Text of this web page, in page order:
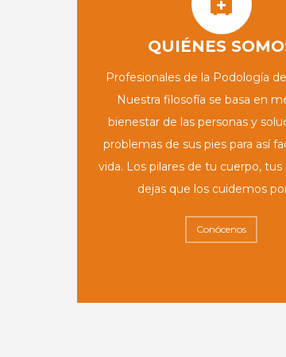
QUIÉNES
Profesionales de la Podología
Nuestra filosofía se basa en
bienestar de las personas y
problemas de sus pies para así
vida. Los pilares de tu cuerpo, tus
dejas que los cuidemos
Conócenos